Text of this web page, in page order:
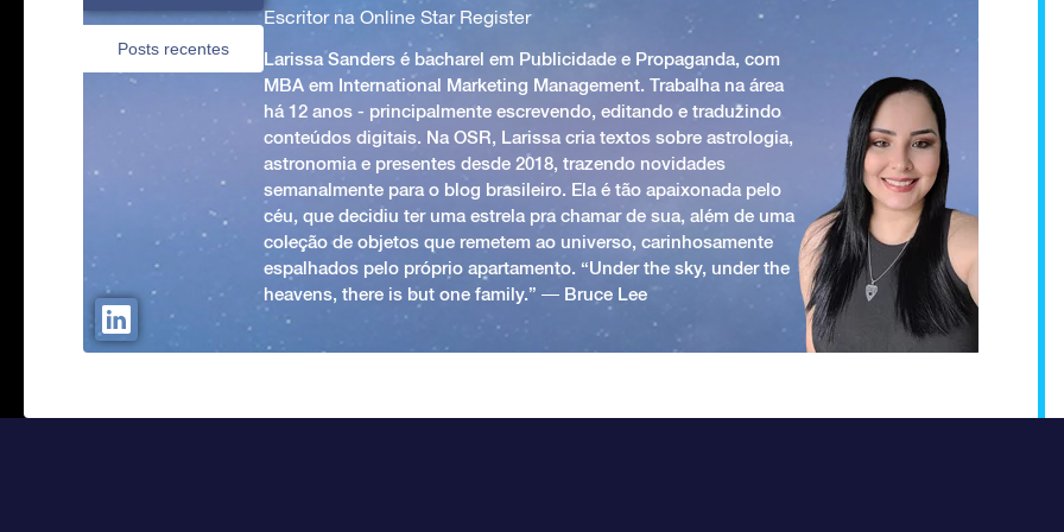
Posts recentes
Escritor na Online Star Register
Larissa Sanders é bacharel em Publicidade e Propaganda, com
MBA em International Marketing Management. Trabalha na área
há 12 anos - principalmente escrevendo, editando e traduzindo
conteúdos digitais. Na OSR, Larissa cria textos sobre astrologia,
astronomia e presentes desde 2018, trazendo novidades
semanalmente para o blog brasileiro. Ela é tão apaixonada pelo
céu, que decidiu ter uma estrela pra chamar de sua, além de uma
coleção de objetos que remetem ao universo, carinhosamente
espalhados pelo próprio apartamento. “Under the sky, under the
heavens, there is but one family.” ― Bruce Lee